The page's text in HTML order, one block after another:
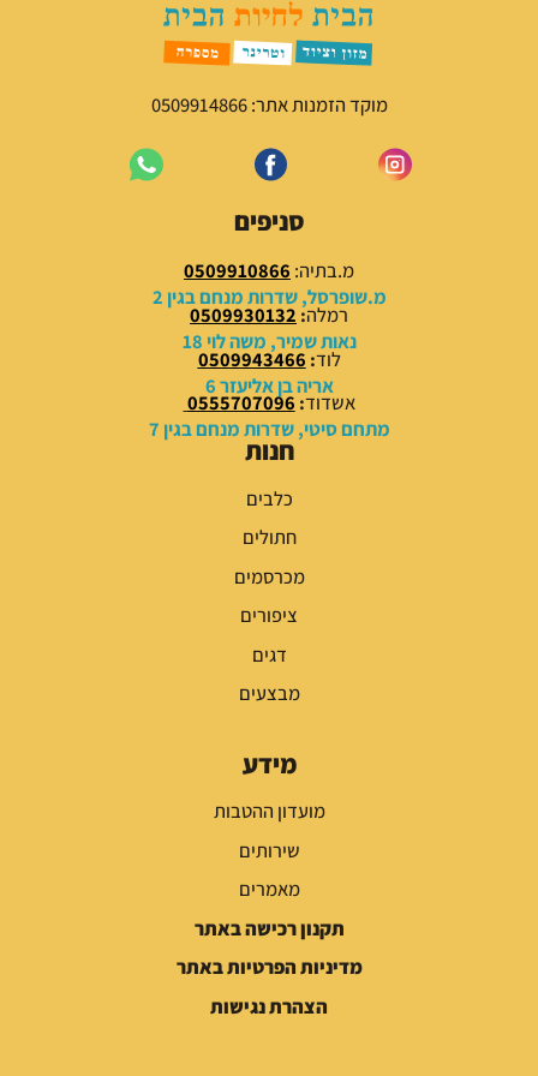
ר
י
ה
י
:
7
.
0
0
₪
.
ח
י
ה
ו
0
0
₪
.
מוקד הזמנות אתר: 0509914866
סניפים
מ.בתיה: 0509910866
מ.שופרסל, שדרות מנחם בגין 2
רמלה:
0509930132
נאות שמיר, משה לוי 18
לוד:
0509943466
אריה בן אליעזר 6
אשדוד:
0555707096
מתחם סיטי, שדרות מנחם בגין 7
חנות
כלבים
חתולים
מכרסמים
ציפורים
דגים
מבצעים
מידע
מועדון ההטבות
שירותים
מאמרים
תקנון רכישה באתר
מדיניות הפרטיות באתר
הצהרת נגישות